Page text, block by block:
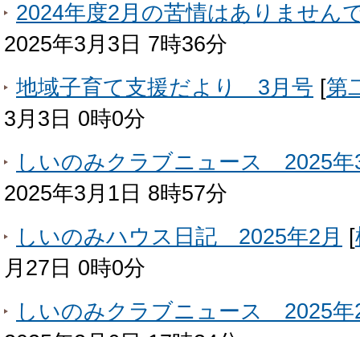
2024年度2月の苦情はありません
2025年3月3日 7時36分
地域子育て支援だより 3月号 [第
3月3日 0時0分
しいのみクラブニュース 2025年
2025年3月1日 8時57分
しいのみハウス日記 2025年2月
[
月27日 0時0分
しいのみクラブニュース 2025年